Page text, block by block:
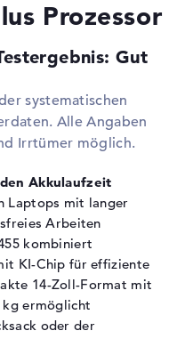
- 8448 MHZ
Laufwerk
x 1080
Prozessor
Gut
systematischen
Alle Angaben
Irrtümer möglich.
Akkulaufzeit
Laptops mit langer
Arbeiten
kombiniert
KI-Chip für effiziente
14-Zoll-Format mit
kg ermöglicht
oder der